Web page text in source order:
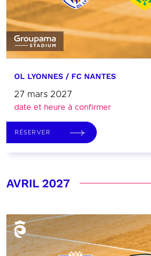
OL LYONNES / FC NANTES
27 mars 2027
date et heure à confirmer
RÉSERVER
AVRIL 2027